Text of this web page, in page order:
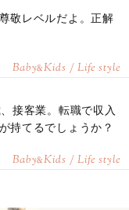
敬レベルだよ。正解
Baby&Kids / Life style
接客業。転職で収入
てるでしょうか？
Baby&Kids / Life style